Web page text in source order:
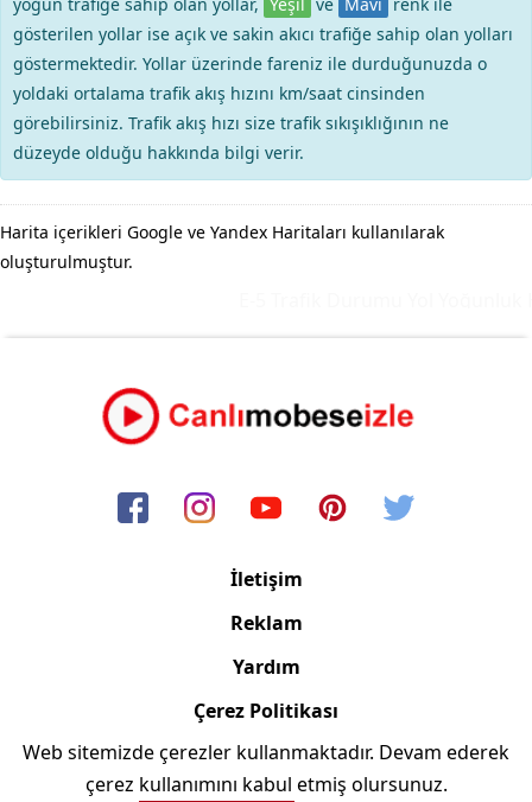
gösterilen yollar ise açık ve sakin akıcı trafiğe sahip olan yolları
göstermektedir. Yollar üzerinde fareniz ile durduğunuzda o
yoldaki ortalama trafik akış hızını km/saat cinsinden
görebilirsiniz. Trafik akış hızı size trafik sıkışıklığının ne
düzeyde olduğu hakkında bilgi verir.
Harita içerikleri Google ve Yandex Haritaları kullanılarak
oluşturulmuştur.
İletişim
Reklam
Yardım
Çerez Politikası
Copyright © 2006/2024 Canlimobeseizle.com
Web sitemizde çerezler kullanmaktadır. Devam ederek
çerez kullanımını kabul etmiş olursunuz.